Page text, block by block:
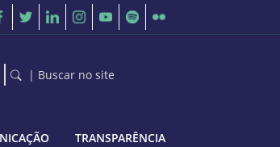
| Buscar no site
TRANSPARÊNCIA